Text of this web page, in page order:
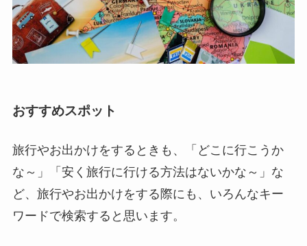
おすすめスポット
旅行やお出かけをするときも、「どこに行こうか
な～」「安く旅行に行ける方法はないかな～」な
ど、旅行やお出かけをする際にも、いろんなキー
ワードで検索すると思います。